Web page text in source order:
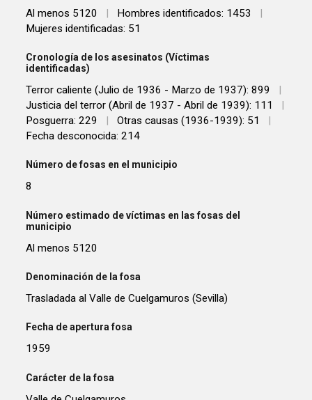
Al menos 5120 | Hombres identificados: 1453
|
Mujeres identificadas: 51
Cronología de los asesinatos (Víctimas
identificadas)
Terror caliente (Julio de 1936 - Marzo de 1937): 899
|
Justicia del terror (Abril de 1937 - Abril de 1939): 111
|
Posguerra: 229
| Otras causas (1936-1939): 51
|
Fecha desconocida: 214
Número de fosas en el municipio
8
Número estimado de víctimas en las fosas del
municipio
Al menos 5120
Denominación de la fosa
Trasladada al Valle de Cuelgamuros (Sevilla)
Fecha de apertura fosa
1959
Carácter de la fosa